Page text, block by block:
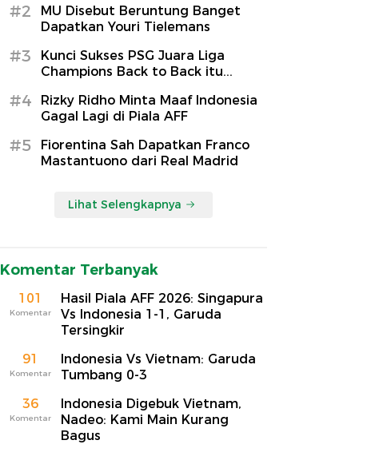
#2
MU Disebut Beruntung Banget
Dapatkan Youri Tielemans
#3
Kunci Sukses PSG Juara Liga
Champions Back to Back itu...
#4
Rizky Ridho Minta Maaf Indonesia
Gagal Lagi di Piala AFF
#5
Fiorentina Sah Dapatkan Franco
Mastantuono dari Real Madrid
Lihat Selengkapnya
Komentar Terbanyak
101
Komentar
Hasil Piala AFF 2026: Singapura
Vs Indonesia 1-1, Garuda
Tersingkir
91
Komentar
Indonesia Vs Vietnam: Garuda
Tumbang 0-3
36
Komentar
Indonesia Digebuk Vietnam,
Nadeo: Kami Main Kurang
Bagus